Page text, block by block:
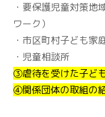
・要保護児童対策地
ワーク）
・市区町村子ども家
・児童相談所
③虐待を受けた子ど
④関係団体の取組の